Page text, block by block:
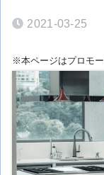
2021-03-25
※本ページはプロモ